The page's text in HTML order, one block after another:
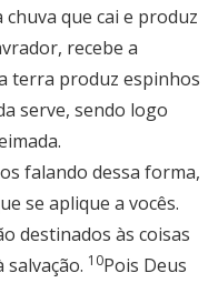
que cai e produz
recebe a
terra produz espinhos
serve, sendo logo
falando dessa forma,
se aplique a vocês.
destinados às coisas
10Pois Deus